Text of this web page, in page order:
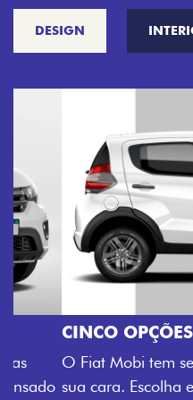
DESIGN
CINCO OPÇÕES DE
O Fiat Mobi tem sempre
sua cara. Escolha entre